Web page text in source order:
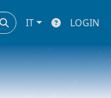
IT LOGIN